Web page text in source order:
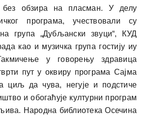
без обзира на пласман. У делу
програма, учествовали су
група „Дубљански звуци“, КУД
као и музичка група гостију иу
у говорењу здравица
пут у оквиру програма Сајма
да чува, негује и подстиче
и обогаћује културни програм
Народна библиотека Осечина